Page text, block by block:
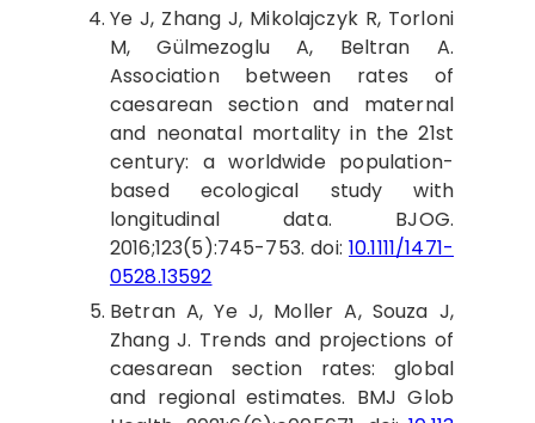
Ye J, Zhang J, Mikolajczyk R, Torloni
M, Gülmezoglu A, Beltran A.
Association between rates of
caesarean section and maternal
and neonatal mortality in the 21st
century: a worldwide population-
based ecological study with
longitudinal data. BJOG.
2016;123(5):745-753. doi:10.1111/1471-
0528.13592
BetranA, Ye J, Moller A, Souza J,
Zhang J. Trends and projections of
caesarean section rates: global
and regional estimates. BMJ Glob